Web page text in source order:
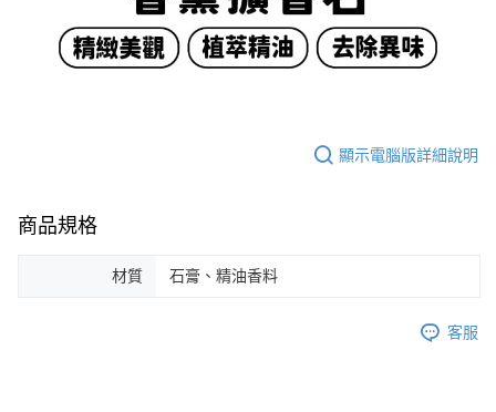
顯示電腦版詳細說明
商品規格
材質 石膏、精油香料
客服